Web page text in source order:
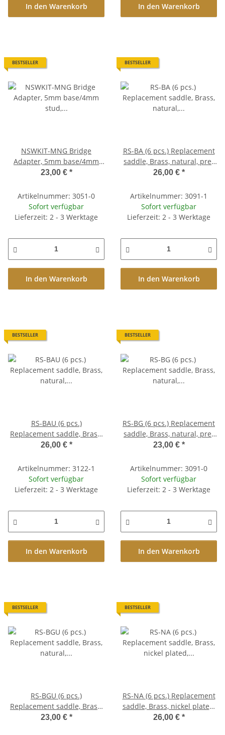
In den Warenkorb In den Warenkorb
BESTSELLER
NSWKIT-MNG Bridge
Adapter, 5mm base/4mm
stud, Nickel Gloss
23,00 € *
Artikelnummer: 3051-0
Sofort verfügbar
Lieferzeit: 2 - 3 Werktage
In den Warenkorb
BESTSELLER
RS-BA (6 pcs.) Replacement
saddle, Brass, natural, pre-
slotted, aged finish
26,00 € *
Artikelnummer: 3091-1
Sofort verfügbar
Lieferzeit: 2 - 3 Werktage
In den Warenkorb
BESTSELLER
RS-BAU (6 pcs.)
Replacement saddle, Brass,
natural, unnotched, aged
26,00 € *
Artikelnummer: 3122-1
Sofort verfügbar
Lieferzeit: 2 - 3 Werktage
In den Warenkorb
BESTSELLER
RS-BG (6 pcs.) Replacement
saddle, Brass, natural, pre-
slotted, gloss finish
23,00 € *
Artikelnummer: 3091-0
Sofort verfügbar
Lieferzeit: 2 - 3 Werktage
In den Warenkorb
BESTSELLER
RS-BGU (6 pcs.)
Replacement saddle, Brass,
natural, unnotched, gloss
23,00 € *
BESTSELLER
RS-NA (6 pcs.) Replacement
saddle, Brass, nickel plated,
pre-slotted, aged finish
26,00 € *